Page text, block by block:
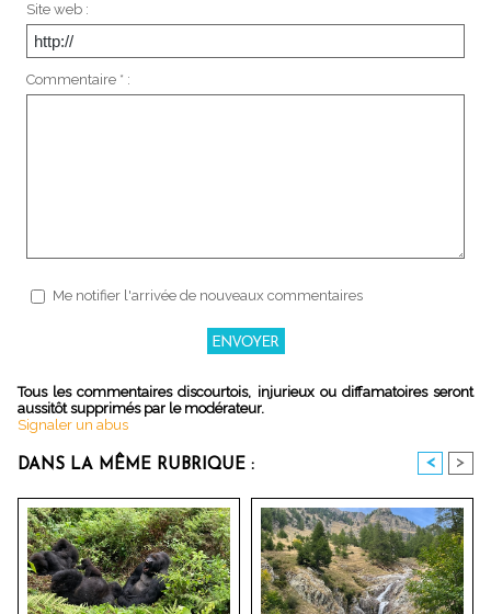
Site web :
Commentaire * :
Me notifier l'arrivée de nouveaux commentaires
Tous les commentaires discourtois, injurieux ou diffamatoires seront
aussitôt supprimés par le modérateur.
Signaler un abus
DANS LA MÊME RUBRIQUE : < >